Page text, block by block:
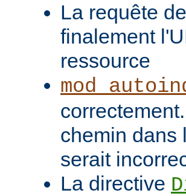
La requête
finalement
ressource
chemin dans
serait
La directive